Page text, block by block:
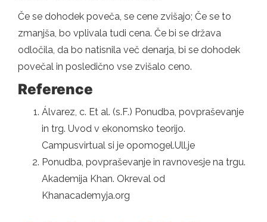
Če se dohodek poveča, se cene zvišajo; Če se to
zmanjša, bo vplivala tudi cena. Če bi se država
odločila, da bo natisnila več denarja, bi se dohodek
povečal in posledično vse zvišalo ceno.
Reference
Álvarez, c. Et al. (s.F.) Ponudba, povpraševanje
in trg. Uvod v ekonomsko teorijo.
Campusvirtual si je opomogel.Ull.je
Ponudba, povpraševanje in ravnovesje na trgu.
Akademija Khan. Okreval od
Khanacademyja.org